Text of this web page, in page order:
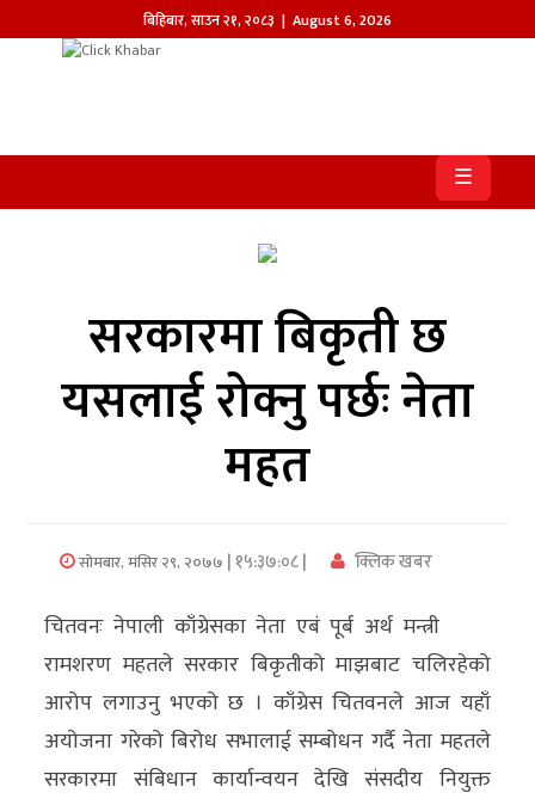
बिहिबार,साउन२१,२०८३ | August 6, 2026
खबर
समाज
आजको
सम्पादकीय
वाणिज्य
मनाेरञ्जन
विज्ञान
प्रविधि
☰
सरकारमा बिकृती छ
यसलाई रोक्नु पर्छः नेता
महत
सोमबार, मंसिर २९, २०७७ | १५:३७:०८ | क्लिक खबर
चितवनः नेपाली काँग्रेसका नेता एबं पूर्ब अर्थ मन्त्री
रामशरण महतले सरकार बिकृतीको माझबाट चलिरहेको
आरोप लगाउनु भएको छ । काँग्रेस चितवनले आज यहाँ
अयोजना गरेको बिरोध सभालाई सम्बोधन गर्दै नेता महतले
सरकारमा संबिधान कार्यान्वयन देखि संसदीय नियुक्त